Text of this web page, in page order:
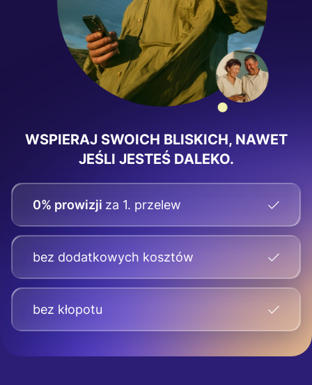
WSPIERAJ SWOICH BLISKICH, NAWET
JEŚLI JESTEŚ DALEKO.
0% prowizji za 1. przelew
bez dodatkowych kosztów
bez kłopotu